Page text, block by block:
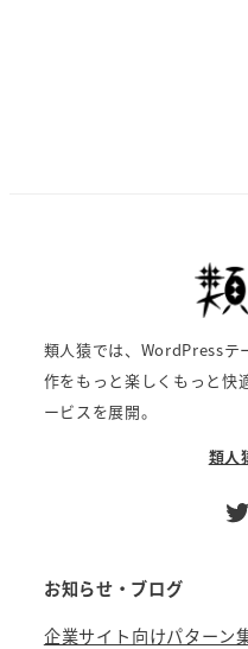
類人猿では、WordPress
作をもっと楽しくもっと快
ービスを展開。
類人
Twitter
お知らせ・ブログ
企業サイト向けパターン